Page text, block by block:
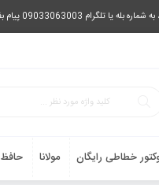
و طرح مورد نظر خود را دریافت نمایید.
خطاطی رایگان مولانا حافظ